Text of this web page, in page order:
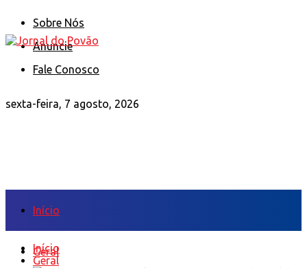
Sobre Nós
Anuncie
Fale Conosco
sexta-feira, 7 agosto, 2026
Início
Geral
Início
Geral